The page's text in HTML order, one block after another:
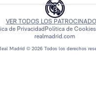
Madrid © 2026 Todos los derechos
VER TODOS LOS
de Privacidad Política de Cookies
realmadrid.com